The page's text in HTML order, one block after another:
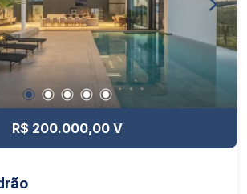
R$ 200.000,00 V